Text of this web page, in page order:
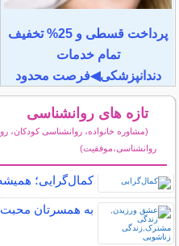
پرداخت قسطی و 25% تخفیف
تمام خدمات
دندانپزشکی◀فرصت محدود
تازه های روانشناسی
(مشاوره خانواده، روانشناسی کودکان،
روانشناسی،موفقیت)
کمال‌گرایی؛ همیشه «۲۰» گرفتن هم
به همسرتان محبت